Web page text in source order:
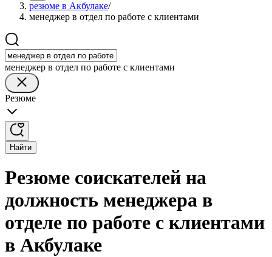
резюме в Акбулаке/
менеджер в отдел по работе с клиентами
менеджер в отдел по работе с клиентами
Резюме
Найти
Резюме соискателей на
должность менеджера в
отделе по работе с клиентами
в Акбулаке